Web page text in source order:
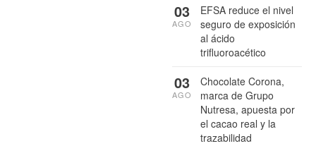
EFSA reduce el nivel
seguro de exposición
al ácido
trifluoroacético
03
AGO
Chocolate Corona,
marca de Grupo
Nutresa, apuesta por
el cacao real y la
trazabilidad
03
AGO